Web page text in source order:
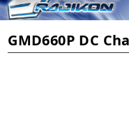
GMD660P DC